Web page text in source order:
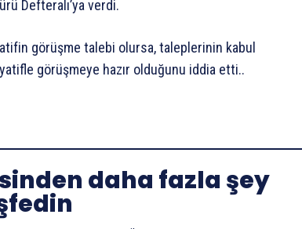
Defteralı’ya verdi.
görüşme talebi olursa, taleplerinin kabul
görüşmeye hazır olduğunu iddia etti..
daha fazla şey